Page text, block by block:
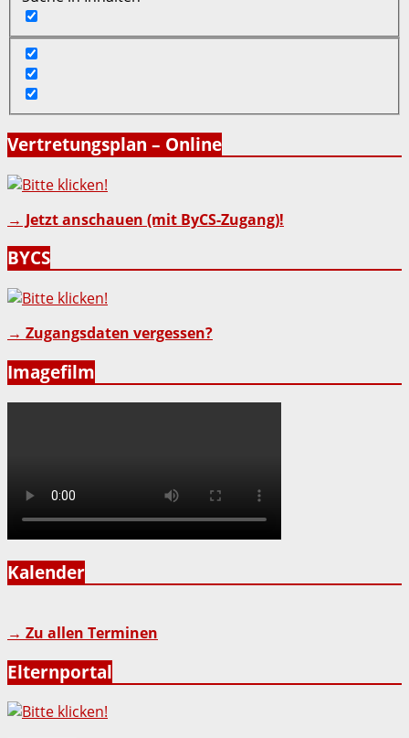
Vertretungsplan – Online
→ Jetzt anschauen (mit ByCS-Zugang)!
BYCS
→ Zugangsdaten vergessen?
Imagefilm
Kalender
→ Zu allen Terminen
Elternportal